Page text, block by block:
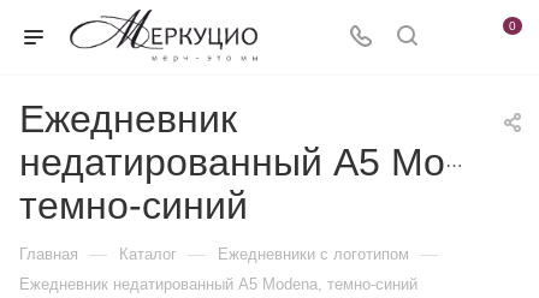
0
Ежедневник
недатированный A5
темно-синий
Главная — Каталог — Ежедневники c логотипом —
Ежедневник недатированный A5 Modena, темно-синий